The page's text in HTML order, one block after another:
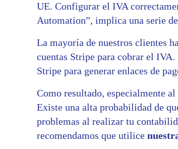
UE. Configurar el IVA
Automation”, implica una serie
La mayoría de nuestros clientes
cuentas Stripe para cobrar el
Stripe para generar enlaces de
Como resultado, especialmente
Existe una alta probabilidad de
problemas al realizar tu
recomendamos que utilice